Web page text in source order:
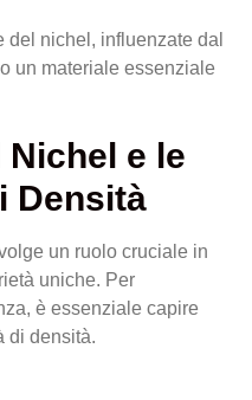
del nichel, influenzate dal
un materiale essenziale
e le
Densità
un ruolo cruciale in
uniche. Per
è essenziale capire
di densità.